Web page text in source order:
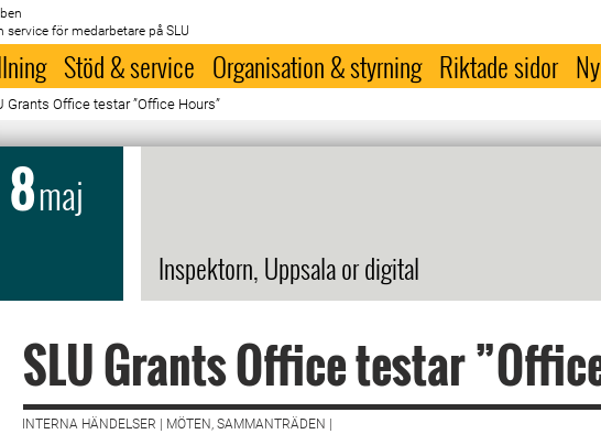
service för medarbetare på SLU
Stöd & service Organisation & styrning Riktade sidor
Grants Office testar ”Office Hours”
8maj
Inspektorn, Uppsala or digital
SLU Grants Office testar
INTERNA HÄNDELSER | MÖTEN, SAMMANTRÄDEN |